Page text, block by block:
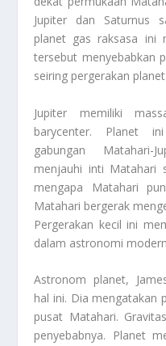
Jupiter dan Saturnus
planet gas raksasa ini
tersebut menyebabkan
seiring pergerakan planet.
Jupiter memiliki
barycenter. Planet
gabungan Matahari-
menjauhi inti Matahari
mengapa Matahari
Matahari bergerak
Pergerakan kecil ini
dalam astronomi
Astronom planet,
hal ini. Dia mengatakan
pusat Matahari.
penyebabnya. Planet